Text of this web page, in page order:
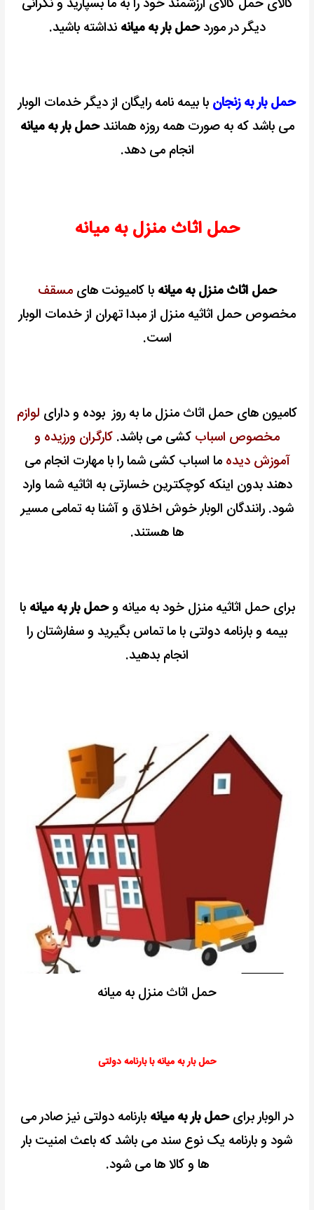
کالای حمل کالای ارزشمند خود را به ما بسپارید و نگرانی
دیگر در موردحمل بار به میانه نداشته باشید.
حمل بار به زنجان با بیمه نامه رایگان از دیگر خدمات الوبار
می باشد که به صورت همه روزه همانندحمل بار به میانه
انجام می دهد.
حمل اثاث منزل به میانه
حمل اثاث منزل به میانه با کامیونت هایمسقف
مخصوص حمل اثاثیه منزل از مبدا تهران از خدمات الوبار
است.
کامیون های حمل اثاث منزل ما به روز بوده و دارای لوازم
مخصوص اسباب کشی می باشد. کارگران ورزیده و
آموزش دیده ما اسباب کشی شما را با مهارت انجام می
دهند بدون اینکه کوچکترین خسارتی به اثاثیه شما وارد
شود. رانندگان الوبار خوش اخلاق و آشنا به تمامی مسیر
ها هستند.
برای حمل اثاثیه منزل خود به میانه وحمل بار به میانه با
بیمه و بارنامه دولتی با ما تماس بگیرید و سفارشتان را
انجام بدهید.
حمل اثاث منزل به میانه
حمل بار به میانه با بارنامه دولتی
در الوبار برایحمل بار به میانه بارنامه دولتی نیز صادر می
شود و بارنامه یک نوع سند می باشد که باعث امنیت بار
ها و کالا ها می شود.